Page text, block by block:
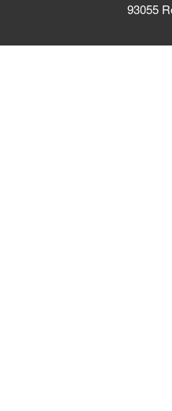
93055